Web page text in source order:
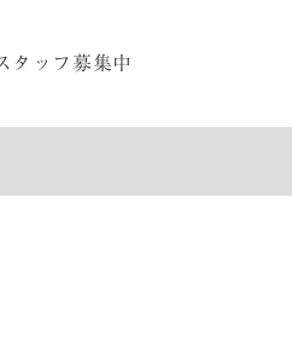
タッフ募集中